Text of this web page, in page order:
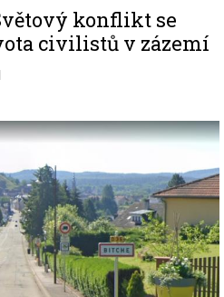
konflikt se
civilistů v zázemí